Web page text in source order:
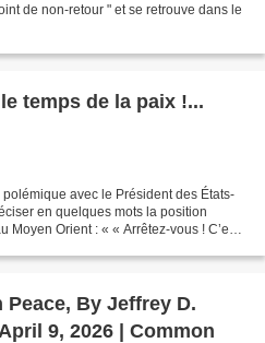
de non-retour " et se retrouve dans le
temps de la paix !...
avec le Président des États-
en quelques mots la position
Orient : « « Arrêtez-vous ! C’est
By Jeffrey D.
9, 2026 | Common